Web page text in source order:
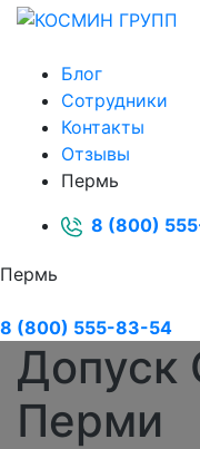
Блог
Сотрудники
Контакты
Отзывы
Пермь
8 (800)
Пермь
8 (800) 555-83-54
Допуск
Перми